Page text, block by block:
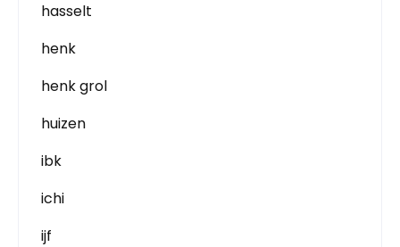
hasselt
henk
henk grol
huizen
ibk
ichi
ijf